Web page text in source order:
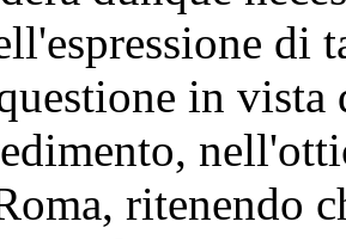
di
in vista
ritenendo